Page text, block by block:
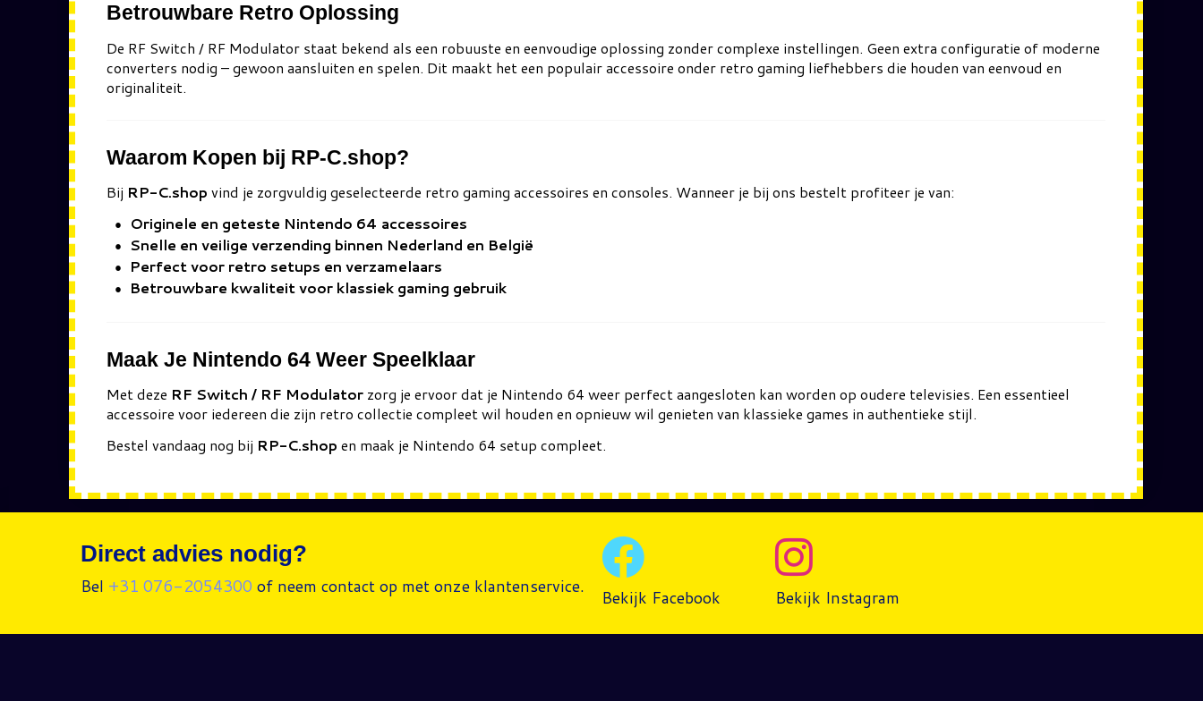
Betrouwbare Retro Oplossing
De RF Switch / RF Modulator staat bekend als een robuuste en eenvoudige oplossing zonder complexe instellingen. Geen extra configuratie of moderne
converters nodig – gewoon aansluiten en spelen. Dit maakt het een populair accessoire onder retro gaming liefhebbers die houden van eenvoud en
originaliteit.
Waarom Kopen bij RP-C.shop?
Bij RP-C.shop vind je zorgvuldig geselecteerde retro gaming accessoires en consoles. Wanneer je bij ons bestelt profiteer je van:
Originele en geteste Nintendo 64 accessoires
Snelle en veilige verzending binnen Nederland en België
Perfect voor retro setups en verzamelaars
Betrouwbare kwaliteit voor klassiek gaming gebruik
Maak Je Nintendo 64 Weer Speelklaar
Met deze RF Switch / RF Modulator zorg je ervoor dat je Nintendo 64 weer perfect aangesloten kan worden op oudere televisies. Een essentieel
accessoire voor iedereen die zijn retro collectie compleet wil houden en opnieuw wil genieten van klassieke games in authentieke stijl.
Bestel vandaag nog bij RP-C.shop en maak je Nintendo 64 setup compleet.
Direct advies nodig?
Bel +31 076-2054300 of neem contact op met onze klantenservice. Bekijk Facebook Bekijk Instagram